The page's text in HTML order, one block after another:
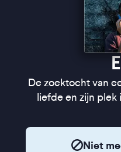
De zoektocht van
liefde en zijn
Niet